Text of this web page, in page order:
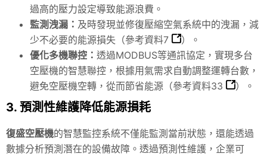
過高的壓力設定導致能源浪費。
監測洩漏： 及時發現並修復壓縮空氣系統中的洩漏，減
少不必要的能源損失（參考資料7
）。
優化多機聯控： 透過MODBUS等通訊協定，實現多台
空壓機的智慧聯控，根據用氣需求自動調整運轉台數，
避免空壓機空轉，從而節省能源（參考資料33 ）。
3. 預測性維護降低能源損耗
復盛空壓機的智慧監控系統不僅能監測當前狀態，還能透過
數據分析預測潛在的設備故障。透過預測性維護，企業可